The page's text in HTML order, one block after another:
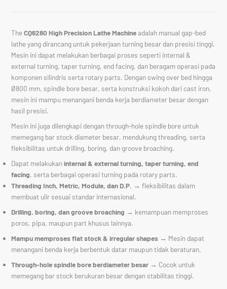
TheCQ6280 High Precision Lathe Machineadalah manual gap-bed
lathe yang dirancang untuk pekerjaan turning besar dan presisi tinggi.
Mesin ini dapat melakukan berbagai proses seperti internal &
external turning, taper turning, end facing, dan beragam operasi pada
komponen silindris serta rotary parts. Dengan swing over bed hingga
Ø800 mm, spindle bore besar, serta konstruksi kokoh dari cast iron,
mesin ini mampu menangani benda kerja berdiameter besar dengan
hasil presisi.
Mesin ini juga dilengkapi dengan through-hole spindle bore untuk
memegang bar stock diameter besar, mendukung threading, serta
fleksibilitas untuk drilling, boring, dan groove broaching.
Dapat melakukaninternal & external turning, taper turning, end
facing, serta berbagai operasi turning pada rotary parts.
Threading Inch, Metric, Module, dan D.P. → fleksibilitas dalam
membuat ulir sesuai standar internasional.
Drilling, boring, dan groove broaching → kemampuan memproses
poros, pipa, maupun part khusus lainnya.
Mampu memproses flat stock & irregular shapes → Mesin dapat
menangani benda kerja berbentuk datar maupun tidak beraturan.
Through-hole spindle bore berdiameter besar → Cocok untuk
memegang bar stock berukuran besar dengan stabilitas tinggi.